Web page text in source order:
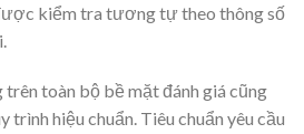
kiểm tra tương tự theo thông số
trên toàn bộ bề mặt đánh giá cũng
hiệu chuẩn. Tiêu chuẩn yêu cầu